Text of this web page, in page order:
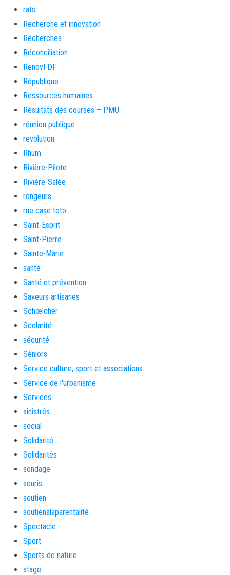
rats
Recherche et innovation
Recherches
Réconciliation
RenovFDF
République
Ressources humaines
Résultats des courses – PMU
réunion publique
revolution
Rhum
Rivière-Pilote
Rivière-Salée
rongeurs
rue case toto
Saint-Esprit
Saint-Pierre
Sainte-Marie
santé
Santé et prévention
Saveurs artisanes
Schœlcher
Scolarité
sécurité
Séniors
Service culture, sport et associations
Service de l'urbanisme
Services
sinistrés
social
Solidarité
Solidarités
sondage
souris
soutien
soutienàlaparentalité
Spectacle
Sport
Sports de nature
stage